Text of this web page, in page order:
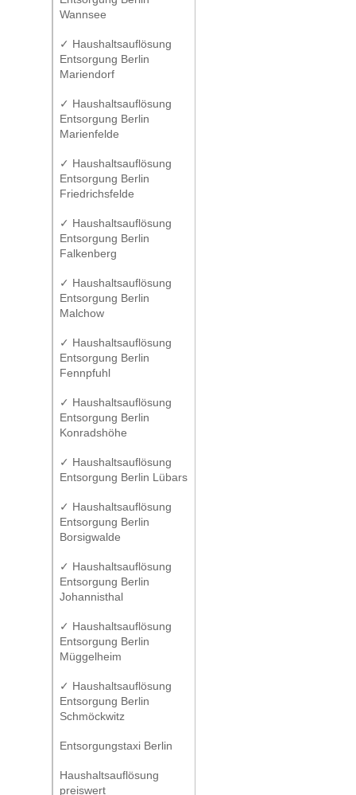
Wannsee
✓ Haushaltsauflösung
Entsorgung Berlin
Mariendorf
✓ Haushaltsauflösung
Entsorgung Berlin
Marienfelde
✓ Haushaltsauflösung
Entsorgung Berlin
Friedrichsfelde
✓ Haushaltsauflösung
Entsorgung Berlin
Falkenberg
✓ Haushaltsauflösung
Entsorgung Berlin
Malchow
✓ Haushaltsauflösung
Entsorgung Berlin
Fennpfuhl
✓ Haushaltsauflösung
Entsorgung Berlin
Konradshöhe
✓ Haushaltsauflösung
Entsorgung Berlin Lübars
✓ Haushaltsauflösung
Entsorgung Berlin
Borsigwalde
✓ Haushaltsauflösung
Entsorgung Berlin
Johannisthal
✓ Haushaltsauflösung
Entsorgung Berlin
Müggelheim
✓ Haushaltsauflösung
Entsorgung Berlin
Schmöckwitz
Entsorgungstaxi Berlin
Haushaltsauflösung
preiswert